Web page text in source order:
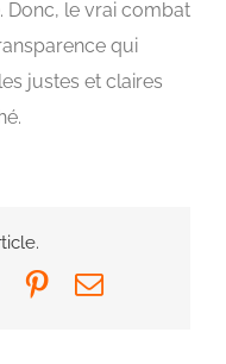
Donc, le vrai combat
qui
justes et claires
Pinterest
Email